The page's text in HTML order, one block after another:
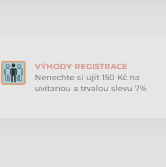
VÝHODY REGISTRACE
Nenechte si ujít 150 Kč na
uvítanou a trvalou slevu 7%